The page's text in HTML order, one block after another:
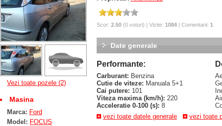
Vezi toate pozele (2)
Masina
Marca: Ford
Model: FOCUS
Scor: 2.50 (0 voturi) | Vizite: 1084 | Comentarii: 1
Date generale
Performante:
Carburant: Benzina
Cutie de viteze: Manuala 5+1
Cai putere: 101
Viteza maxima (km/h): 220
Acceleratie 0-100 (s): 8
vezi toate datele generale
vezi toate